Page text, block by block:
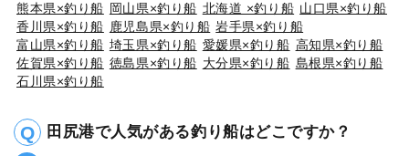
熊本県×釣り船 岡山県×釣り船 北海道 ×釣り船 山口県×釣り船
香川県×釣り船 鹿児島県×釣り船 岩手県×釣り船
富山県×釣り船 埼玉県×釣り船 愛媛県×釣り船 高知県×釣り船
佐賀県×釣り船 徳島県×釣り船 大分県×釣り船 島根県×釣り船
石川県×釣り船
田尻港で人気がある釣り船はどこですか？